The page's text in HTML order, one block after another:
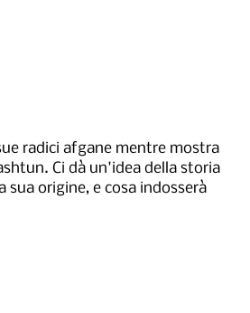
radici afgane mentre mostra
Ci dà un'idea della storia
sua origine, e cosa indosserà